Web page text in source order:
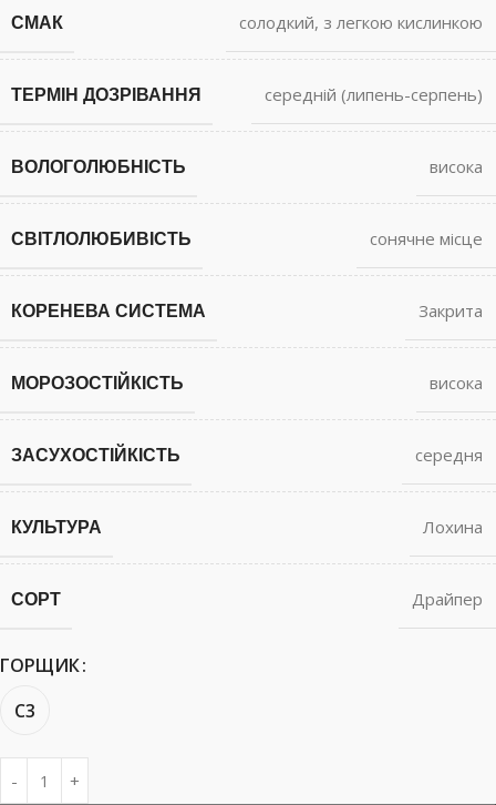
СМАК солодкий, з легкою кислинкою
ТЕРМІН ДОЗРІВАННЯ середній (липень-серпень)
ВОЛОГОЛЮБНІСТЬ висока
СВІТЛОЛЮБИВІСТЬ сонячне місце
КОРЕНЕВА СИСТЕМА Закрита
МОРОЗОСТІЙКІСТЬ висока
ЗАСУХОСТІЙКІСТЬ середня
КУЛЬТУРА Лохина
СОРТ Драйпер
ГОРЩИК
С3